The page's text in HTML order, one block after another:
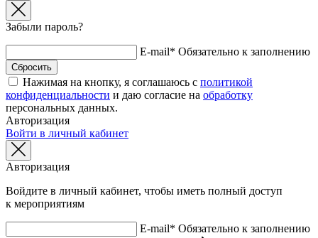
Забыли пароль?
E-mail* Обязательно к заполнению
Нажимая на кнопку, я соглашаюсь с политикой
конфиденциальности и даю согласие на обработку
персональных данных.
Авторизация
Войти в личный кабинет
Авторизация
Войдите в личный кабинет, чтобы иметь полный доступ
к мероприятиям
E-mail* Обязательно к заполнению